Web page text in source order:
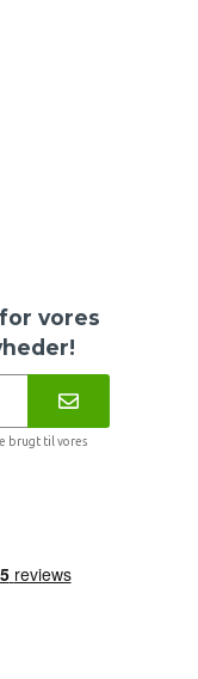
vores
brugt til vores